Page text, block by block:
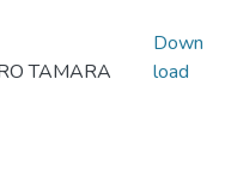
TAMARA
Down
load